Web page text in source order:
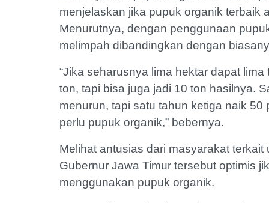
menjelaskan jika pupuk organik terbaik
Menurutnya, dengan penggunaan
melimpah dibandingkan dengan
“Jika seharusnya lima hektar dapat
ton, tapi bisa juga jadi 10 ton hasilnya.
menurun, tapi satu tahun ketiga naik
perlu pupuk organik,” bebernya.
Melihat antusias dari masyarakat
Gubernur Jawa Timur tersebut optimis
menggunakan pupuk organik.